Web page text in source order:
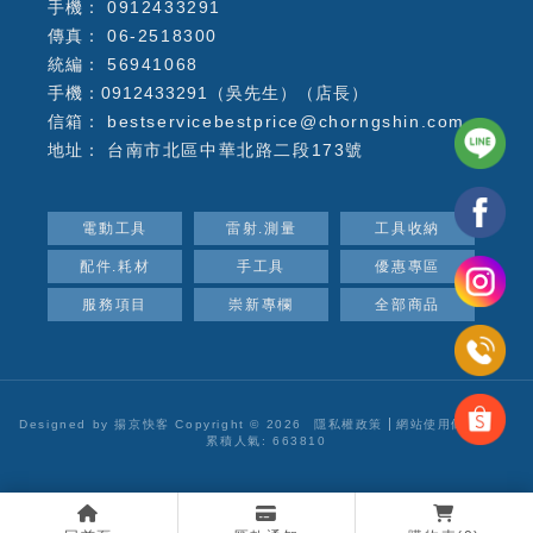
0912433291
06-2518300
56941068
手機：0912433291（吳先生）（店長）
bestservicebestprice@chorngshin.com
台南市北區中華北路二段173號
電動工具 雷射.測量 工具收納
配件.耗材 手工具 優惠專區
服務項目 崇新專欄 全部商品
Designed by揚京快客 Copyright © 2026 隱私權政策 網站使用條款
..
累積人氣: 663810